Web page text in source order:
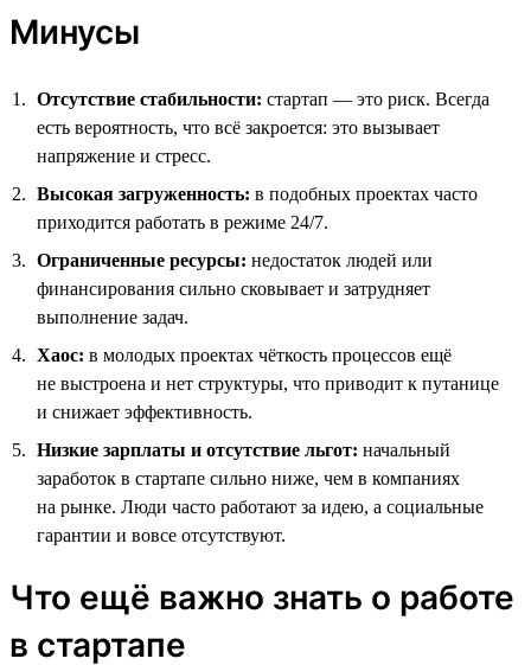
Минусы
Отсутствие стабильности: стартап — это риск. Всегда
есть вероятность, что всё закроется: это вызывает
напряжение и стресс.
Высокая загруженность: в подобных проектах часто
приходится работать в режиме 24/7.
Ограниченные ресурсы: недостаток людей или
финансирования сильно сковывает и затрудняет
выполнение задач.
Хаос: в молодых проектах чёткость процессов ещё
не выстроена и нет структуры, что приводит к путанице
и снижает эффективность.
Низкие зарплаты и отсутствие льгот: начальный
заработок в стартапе сильно ниже, чем в компаниях
на рынке. Люди часто работают за идею, а социальные
гарантии и вовсе отсутствуют.
Что ещё важно знать о работе
в стартапе